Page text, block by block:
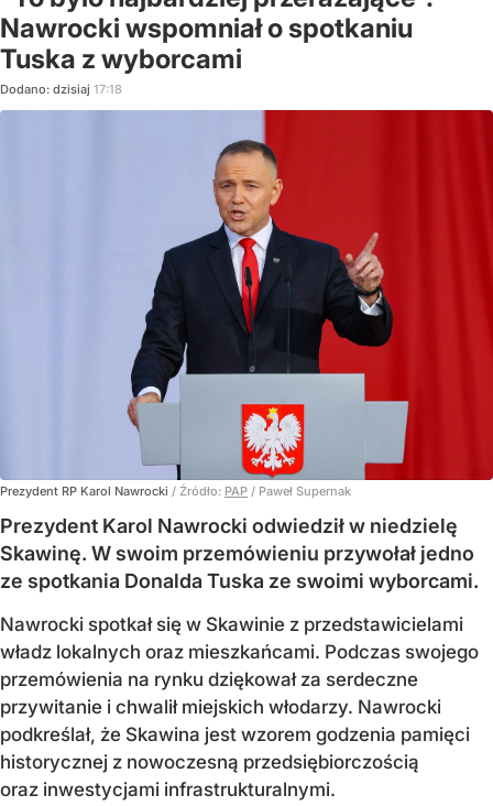
Nawrocki wspomniał o spotkaniu
Tuska z wyborcami
Dodano: dzisiaj 17:18
Prezydent RP Karol Nawrocki / Źródło: PAP / Paweł Supernak
Prezydent Karol Nawrocki odwiedził w niedzielę
Skawinę. W swoim przemówieniu przywołał jedno
ze spotkania Donalda Tuska ze swoimi wyborcami.
Nawrocki spotkał się w Skawinie z przedstawicielami
władz lokalnych oraz mieszkańcami. Podczas swojego
przemówienia na rynku dziękował za serdeczne
przywitanie i chwalił miejskich włodarzy. Nawrocki
podkreślał, że Skawina jest wzorem godzenia pamięci
historycznej z nowoczesną przedsiębiorczością
oraz inwestycjami infrastrukturalnymi.